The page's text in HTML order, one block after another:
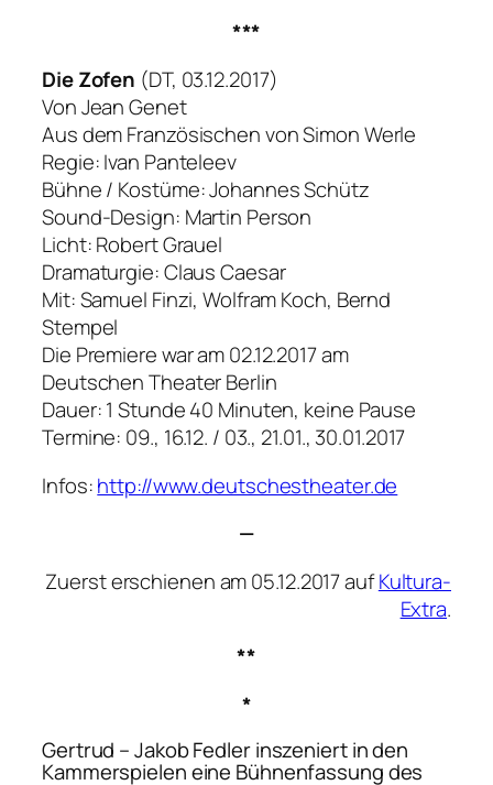
***
Die Zofen (DT, 03.12.2017)
Von Jean Genet
Aus dem Französischen von Simon Werle
Regie: Ivan Panteleev
Bühne / Kostüme: Johannes Schütz
Sound-Design: Martin Person
Licht: Robert Grauel
Dramaturgie: Claus Caesar
Mit: Samuel Finzi, Wolfram Koch, Bernd
Stempel
Die Premiere war am 02.12.2017 am
Deutschen Theater Berlin
Dauer: 1 Stunde 40 Minuten, keine Pause
Termine: 09., 16.12. / 03., 21.01., 30.01.2017
Infos:http://www.deutschestheater.de
—
Zuerst erschienen am 05.12.2017 aufKultura-
Extra.
**
*
Gertrud – Jakob Fedler inszeniert in den
Kammerspielen eine Bühnenfassung des